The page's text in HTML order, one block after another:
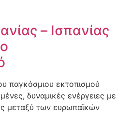
– Ισπανίας
παγκόσμιου εκτοπισμού
δυναμικές ενέργειες με
μεταξύ των ευρωπαϊκών